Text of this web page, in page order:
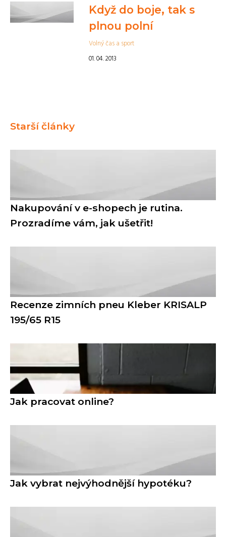
Když do boje, tak s
plnou polní
Volný čas a sport
01. 04. 2013
Starší články
Nakupování v e-shopech je rutina.
Prozradíme vám, jak ušetřit!
Recenze zimních pneu Kleber KRISALP
195/65 R15
Jak pracovat online?
Jak vybrat nejvýhodnější hypotéku?